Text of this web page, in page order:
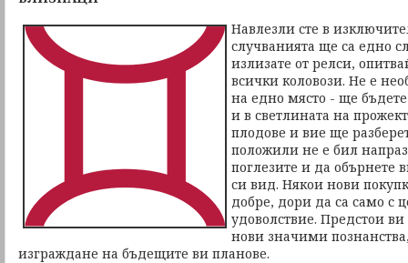
Навлезли сте в
случванията ще са едно
излизате от релси,
всички коловози. Не е
на едно място - ще
и в светлината на
плодове и вие ще
положили не е бил
поглезите и да
си вид. Някои нови
добре, дори да са само с
удоволствие. Предстои
нови значими
изграждане на бъдещите ви планове.